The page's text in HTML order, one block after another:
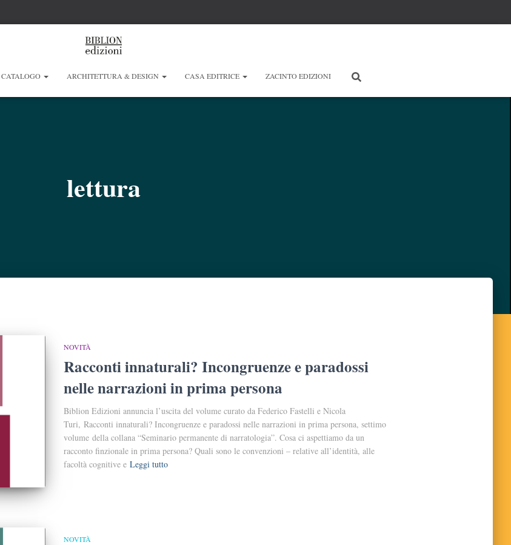
CATALOGO ARCHITETTURA & DESIGN CASA EDITRICE ZACINTO EDIZIONI
lettura
NOVITÀ
Racconti innaturali? Incongruenze e paradossi
nelle narrazioni in prima persona
Biblion Edizioni annuncia l’uscita del volume curato da Federico Fastelli e Nicola
Turi, Racconti innaturali? Incongruenze e paradossi nelle narrazioni in prima persona, settimo
volume della collana “Seminario permanente di narratologia”. Cosa ci aspettiamo da un
racconto finzionale in prima persona? Quali sono le convenzioni – relative all’identità, alle
facoltà cognitive e Leggi tutto
NOVITÀ